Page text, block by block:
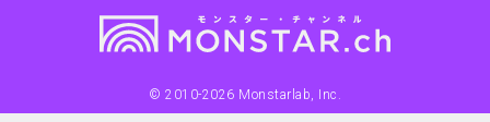
© 2010-2026 Monstarlab, Inc.